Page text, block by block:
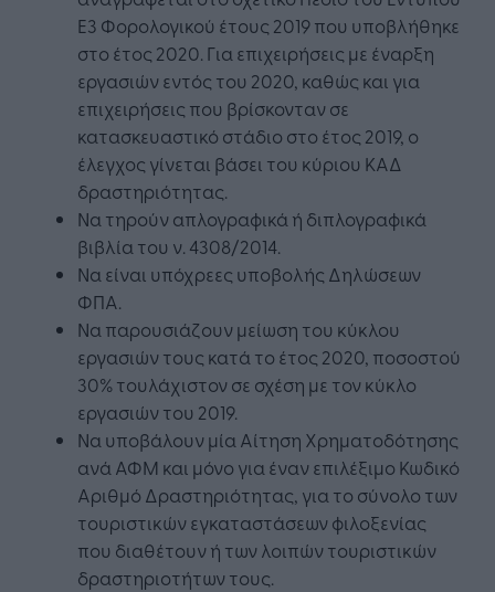
Ε3 Φορολογικού έτους 2019 που υποβλήθηκε
στο έτος 2020. Για επιχειρήσεις με έναρξη
εργασιών εντός του 2020, καθώς και για
επιχειρήσεις που βρίσκονταν σε
κατασκευαστικό στάδιο στο έτος 2019, ο
έλεγχος γίνεται βάσει του κύριου ΚΑΔ
δραστηριότητας.
Να τηρούν απλογραφικά ή διπλογραφικά
βιβλία του ν. 4308/2014.
Να είναι υπόχρεες υποβολής Δηλώσεων
ΦΠΑ.
Να παρουσιάζουν μείωση του κύκλου
εργασιών τους κατά το έτος 2020, ποσοστού
30% τουλάχιστον σε σχέση με τον κύκλο
εργασιών του 2019.
Να υποβάλουν μία Αίτηση Χρηματοδότησης
ανά ΑΦΜ και μόνο για έναν επιλέξιμο Κωδικό
Αριθμό Δραστηριότητας, για το σύνολο των
τουριστικών εγκαταστάσεων φιλοξενίας
που διαθέτουν ή των λοιπών τουριστικών
δραστηριοτήτων τους.